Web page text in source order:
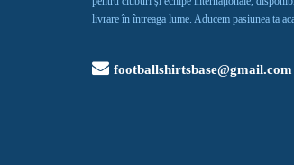
livrare în întreaga lume. Aducem pasiunea ta
footballshirtsbase@gmail.com